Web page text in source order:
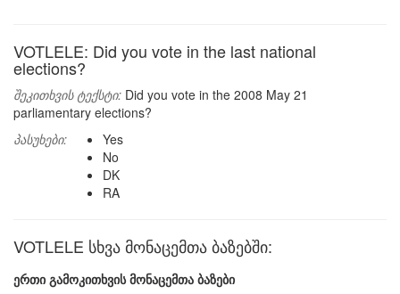
VOTLELE: Did you vote in the last national
elections?
შეკითხვის ტექსტი: Did you vote in the 2008 May 21
parliamentary elections?
პასუხები:
Yes
No
DK
RA
VOTLELE სხვა მონაცემთა ბაზებში:
ერთი გამოკითხვის მონაცემთა ბაზები